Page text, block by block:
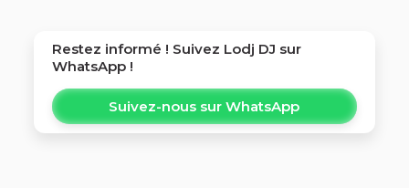
Restez informé ! Suivez Lodj DJ sur
WhatsApp !
Suivez-nous sur WhatsApp